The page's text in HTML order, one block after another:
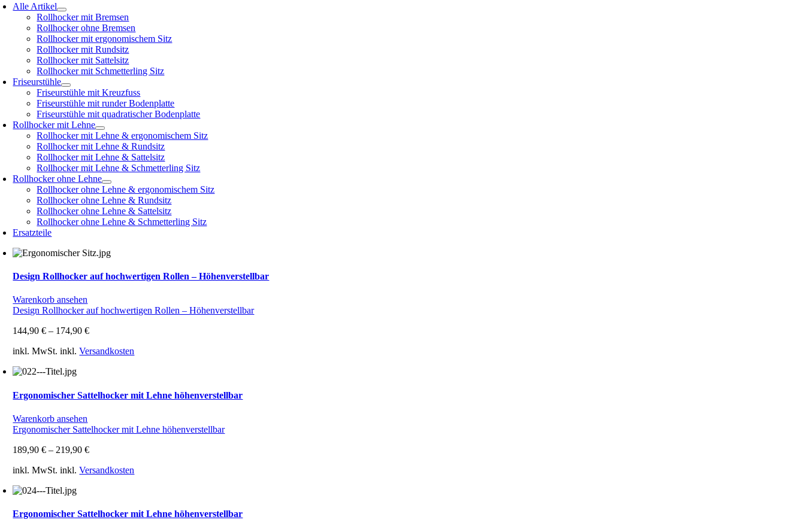
Alle Artikel
Rollhocker mit Bremsen
Rollhocker ohne Bremsen
Rollhocker mit ergonomischem Sitz
Rollhocker mit Rundsitz
Rollhocker mit Sattelsitz
Rollhocker mit Schmetterling Sitz
Friseurstühle
Friseurstühle mit Kreuzfuss
Friseurstühle mit runder Bodenplatte
Friseurstühle mit quadratischer Bodenplatte
Rollhocker mit Lehne
Rollhocker mit Lehne & ergonomischem Sitz
Rollhocker mit Lehne & Rundsitz
Rollhocker mit Lehne & Sattelsitz
Rollhocker mit Lehne & Schmetterling Sitz
Rollhocker ohne Lehne
Rollhocker ohne Lehne & ergonomischem Sitz
Rollhocker ohne Lehne & Rundsitz
Rollhocker ohne Lehne & Sattelsitz
Rollhocker ohne Lehne & Schmetterling Sitz
Ersatzteile
Design Rollhocker auf hochwertigen Rollen – Höhenverstellbar
Warenkorb ansehen
Design Rollhocker auf hochwertigen Rollen – Höhenverstellbar
144,90€ – 174,90€
inkl. MwSt. inkl.Versandkosten
Ergonomischer Sattelhocker mit Lehne höhenverstellbar
Warenkorb ansehen
Ergonomischer Sattelhocker mit Lehne höhenverstellbar
189,90€ – 219,90€
inkl. MwSt. inkl.Versandkosten
Ergonomischer Sattelhocker mit Lehne höhenverstellbar